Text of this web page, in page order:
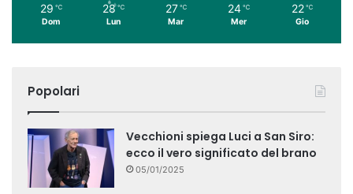
29 ℃
Dom
28 ℃
Lun
27 ℃
Mar
24 ℃
Mer
22 ℃
Gio
Popolari
Vecchioni spiega Luci a San Siro:
ecco il vero significato del brano
05/01/2025